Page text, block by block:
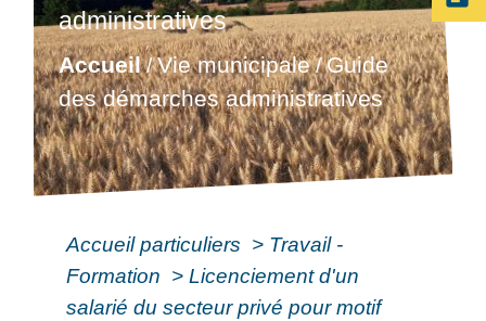
administratives
Accueil/Vie municipale/Guide
des démarches administratives
Accueil particuliers > Travail -
Formation > Licenciement d'un
salarié du secteur privé pour motif